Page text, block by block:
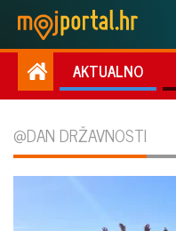
AKTUALNO
@DAN DRŽAVNOSTI